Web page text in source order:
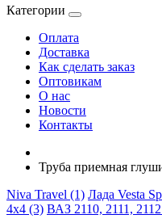
Категории
Оплата
Доставка
Как сделать заказ
Оптовикам
О нас
Новости
Контакты
Труба приемная
Niva Travel (1) Лада Vesta
4x4 (3) ВАЗ 2110, 2111,